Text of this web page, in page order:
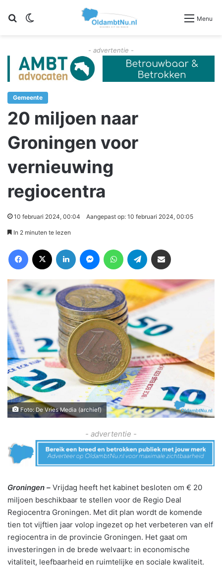
Zoeken Menu
- advertentie -
Gemeente
20 miljoen naar
Groningen voor
vernieuwing
regiocentra
10 februari 2024, 00:04 Aangepast op: 10 februari 2024, 00:05
In 2 minuten te lezen
Foto: De Vries Media (archief)
- advertentie -
Groningen – Vrijdag heeft het kabinet besloten om € 20
miljoen beschikbaar te stellen voor de Regio Deal
Regiocentra Groningen. Met dit plan wordt de komende
tien tot vijftien jaar volop ingezet op het verbeteren van elf
regiocentra in de provincie Groningen. Het gaat om
investeringen in de brede welvaart: in economische
vitaliteit, leefbaarheid en ruimtelijke en sociale kwaliteit.